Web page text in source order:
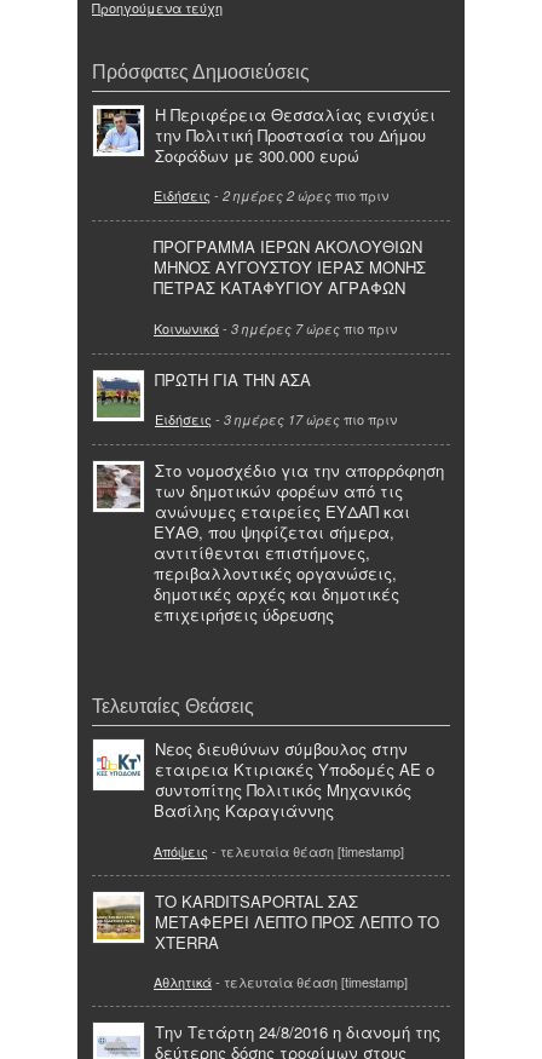
Προηγούμενα τεύχη
Πρόσφατες Δημοσιεύσεις
Η Περιφέρεια Θεσσαλίας ενισχύει
την Πολιτική Προστασία του Δήμου
Σοφάδων με 300.000 ευρώ
Ειδήσεις - 2 ημέρες 2 ώρες πιο πριν
ΠΡΟΓΡΑΜΜΑ ΙΕΡΩΝ ΑΚΟΛΟΥΘΙΩΝ
ΜΗΝΟΣ ΑΥΓΟΥΣΤΟΥ ΙΕΡΑΣ ΜΟΝΗΣ
ΠΕΤΡΑΣ ΚΑΤΑΦΥΓΙΟΥ ΑΓΡΑΦΩΝ
Κοινωνικά- 3 ημέρες 7 ώρες πιο πριν
ΠΡΩΤΗ ΓΙΑ ΤΗΝ ΑΣΑ
Ειδήσεις - 3 ημέρες 17 ώρες πιο πριν
Στο νομοσχέδιο για την απορρόφηση
των δημοτικών φορέων από τις
ανώνυμες εταιρείες ΕΥΔΑΠ και
ΕΥΑΘ, που ψηφίζεται σήμερα,
αντιτίθενται επιστήμονες,
περιβαλλοντικές οργανώσεις,
δημοτικές αρχές και δημοτικές
επιχειρήσεις ύδρευσης
Τελευταίες Θεάσεις
Nεος διευθύνων σύμβουλος στην
εταιρεια Κτιριακές Υποδομές ΑΕ ο
συντοπίτης Πολιτικός Μηχανικός
Βασίλης Καραγιάννης
Απόψεις - τελευταία θέαση [timestamp]
ΤΟ KARDITSAPORTAL ΣΑΣ
ΜΕΤΑΦΕΡΕΙ ΛΕΠΤΟ ΠΡΟΣ ΛΕΠΤΟ ΤΟ
ΧΤΕRRA
Αθλητικά- τελευταία θέαση [timestamp]
Την Τετάρτη 24/8/2016 η διανομή της
δεύτερης δόσης τροφίμων στους